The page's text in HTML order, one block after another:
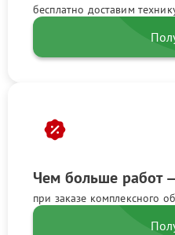
бесплатно доставим
Чем больше работ
при заказе комплексного